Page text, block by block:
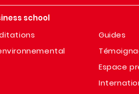
school
Guides
Espace